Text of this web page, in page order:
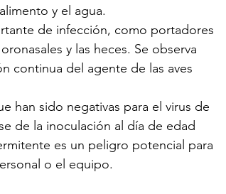
y el agua.
de infección, como portadores
y las heces. Se observa
continua del agente de las aves
han sido negativas para el virus de
de la inoculación al día de edad
es un peligro potencial para
o el equipo.